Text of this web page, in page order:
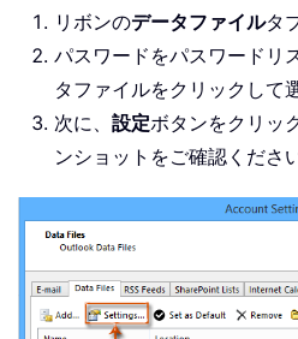
リボンのデータファイルタ
パスワードをパスワードリ
タファイルをクリックして
次に、 設定ボタンをクリッ
ンショットをご確認ください